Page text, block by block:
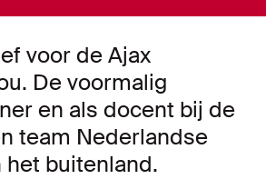
voor de Ajax
De voormalig
en als docent bij de
team Nederlandse
buitenland.